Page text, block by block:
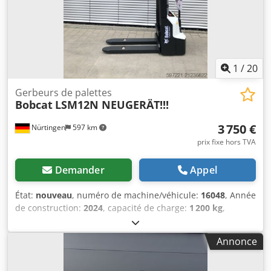
1 /20
Nürtingen 597 km
Gerbeurs de palettes
Bobcat LSM12N NEUGERÄT!!!
3 750 €
prix fixe hors TVA
Demander Appel
État: nouveau, numéro de machine/véhicule: 16048, Année
de construction: 2024, capacité de charge: 1 200 kg,
3 200 mm, centre de gravité de la
charge:600 mm, type de carburant:électrique, type de
Simplex, hauteur de construction: 2 080 mm, tension
Annonce